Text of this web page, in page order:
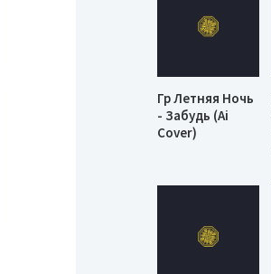
Гр Летняя Ночь
- Забудь (Ai
Cover)